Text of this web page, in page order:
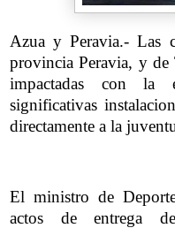
Azua y Peravia.- Las
provincia Peravia, y
impactadas con la
significativas
directamente a la
El ministro de
actos de entrega